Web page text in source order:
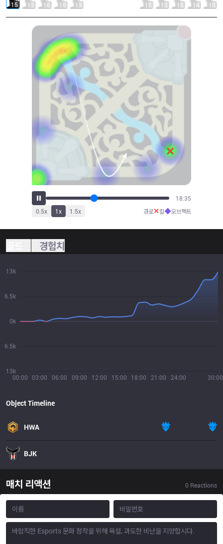
15 13 16 15 13 15 13 15 14 10
20:30
0.5x 1x 1.5x 경로✕킬◆오브젝트
경험치
00:00 03:00 06:00 09:00 12:00 15:00 18:00 21:00 24:00 30:00
13k
6.5k
0k
6.5k
13k
Object Timeline
HWA
BJK
매치 리액션 0 Reactions